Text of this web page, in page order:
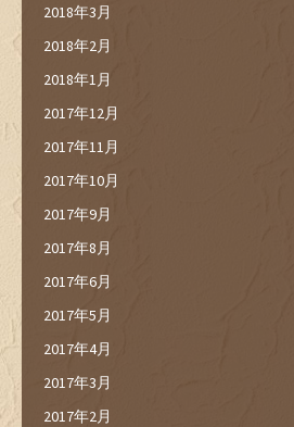
2018年3月
2018年2月
2018年1月
2017年12月
2017年11月
2017年10月
2017年9月
2017年8月
2017年6月
2017年5月
2017年4月
2017年3月
2017年2月